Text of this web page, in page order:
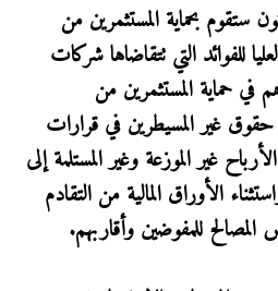
ستقوم بحماية المستثمرين من
للفوائد التي تتقاضاها شركات
في حماية المستثمرين من
حقوق غير المسيطرين في قرارات
غير الموزعة وغير المستلمة إلى
الأوراق المالية من التقادم
للمفوضين وأقاربهم.